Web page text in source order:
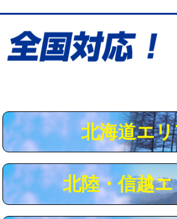
給水管工事※（土の掘削・埋め戻し作
業)
用（追加）/3ｍ超え)
給水管工事※（ライニング鋼管・銅
給水管工事※（ライニング鋼管・銅
管・ポリ管・HT管使用/3ｍ超え)
北海道エ
北陸・信越